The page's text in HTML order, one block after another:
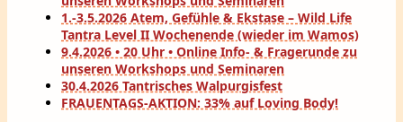
1.-3.5.2026 Atem, Gefühle & Ekstase – Wild Life
Tantra Level II Wochenende (wieder im Wamos)
9.4.2026 • 20 Uhr • Online Info- & Fragerunde zu
unseren Workshops und Seminaren
30.4.2026 Tantrisches Walpurgisfest
FRAUENTAGS-AKTION: 33% auf Loving Body!